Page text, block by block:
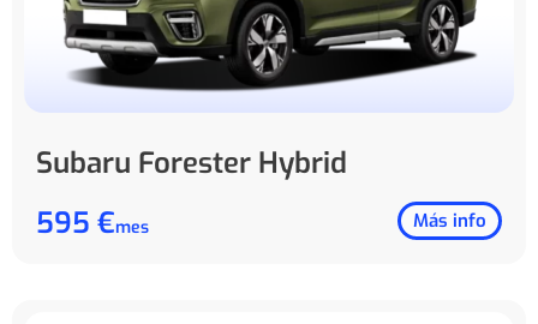
Subaru Forester Hybrid
595 €mes Más info